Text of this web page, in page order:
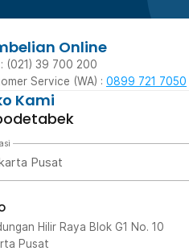
Online
(021) 39 700 200
Service (WA) : 0899 721 7050
Kami
Pusat
Hilir Raya Blok G1 No. 10
Pusat